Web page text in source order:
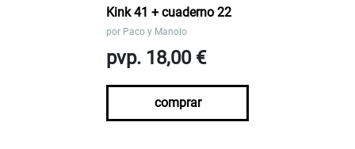
Kink 41 + cuaderno 22
por Paco y Manolo
pvp. 18,00 €
comprar